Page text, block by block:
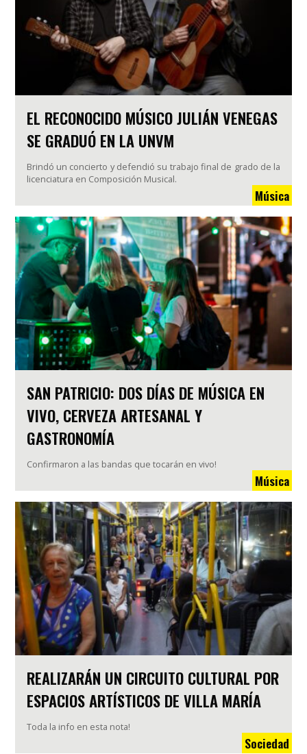
EL RECONOCIDO MÚSICO JULIÁN VENEGAS
SE GRADUÓ EN LA UNVM
Brindó un concierto y defendió su trabajo final de grado de la
licenciatura en Composición Musical.
Música
SAN PATRICIO: DOS DÍAS DE MÚSICA EN
VIVO, CERVEZA ARTESANAL Y
GASTRONOMÍA
Confirmaron a las bandas que tocarán en vivo!
Música
REALIZARÁN UN CIRCUITO CULTURAL POR
ESPACIOS ARTÍSTICOS DE VILLA MARÍA
Toda la info en esta nota!
Sociedad